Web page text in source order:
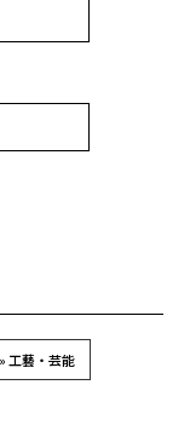
工藝・芸能